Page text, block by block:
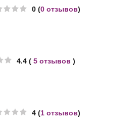
0 (0 отзывов)
4.4 ( 5 отзывов )
4 (1 отзывов)